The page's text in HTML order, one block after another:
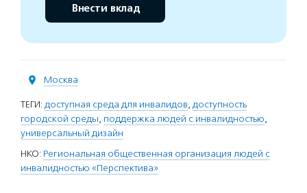
Внести вклад
Москва
ТЕГИ: доступная среда для инвалидов, доступность
городской среды, поддержка людей с инвалидностью,
универсальный дизайн
НКО: Региональная общественная организация людей с
инвалидностью «Перспектива»